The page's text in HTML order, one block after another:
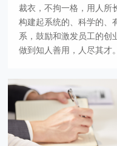
裁衣，不拘一格，用人所
构建起系统的、科学的、
系，鼓励和激发员工的创
做到知人善用，人尽其才。